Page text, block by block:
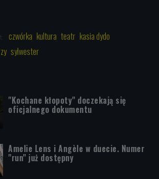
czwórka kultura teatr kasia dydo
sylwester
"Kochane kłopoty" doczekają się
oficjalnego dokumentu
Amelie Lens i Angèle w duecie. Numer
"run" już dostępny